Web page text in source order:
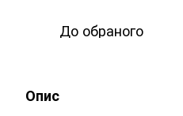
До обраного
Опис